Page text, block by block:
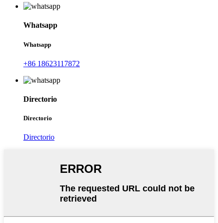
Whatsapp
Whatsapp
+86 18623117872
Directorio
Directorio
Directorio